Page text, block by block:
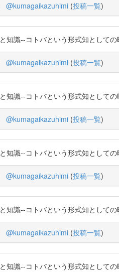
@kumagaikazuhimi (投稿一覧)
知識--コトバという形式知として
@kumagaikazuhimi (投稿一覧)
知識--コトバという形式知として
@kumagaikazuhimi (投稿一覧)
知識--コトバという形式知として
@kumagaikazuhimi (投稿一覧)
知識--コトバという形式知として
@kumagaikazuhimi (投稿一覧)
知識--コトバという形式知として